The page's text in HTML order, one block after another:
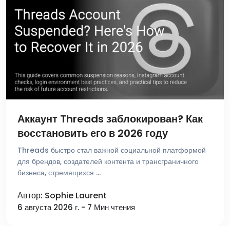
Аккаунт Threads заблокирован? Как
восстановить его в 2026 году
Threads быстро стал важной социальной платформой
для брендов, создателей контента и трансграничного
бизнеса, стремящихся …
Автор: Sophie Laurent
6 августа 2026 г. - 7 Мин чтения